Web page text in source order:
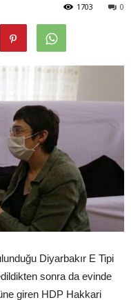
0
1703
Diyarbakır E Tipi
sonra da evinde
giren HDP Hakkari